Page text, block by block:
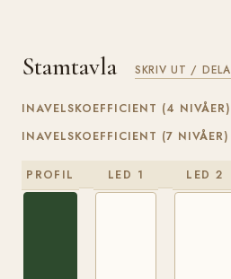
Stamtavla SKRIV UT / DELA
INAVELSKOEFFICIENT (4 NIVÅER)
INAVELSKOEFFICIENT (7 NIVÅER)
PROFIL LED 1 LED 2